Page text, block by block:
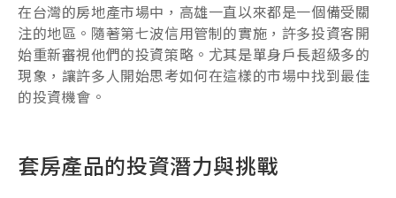
在台灣的房地產市場中，高雄一直以來都是一個備受關
注的地區。隨著第七波信用管制的實施，許多投資客開
始重新審視他們的投資策略。尤其是單身戶長超級多的
現象，讓許多人開始思考如何在這樣的市場中找到最佳
的投資機會。
套房產品的投資潛力與挑戰